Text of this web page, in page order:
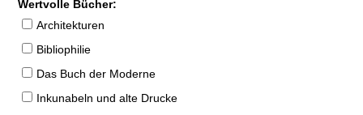
Wertvolle Bücher:
Architekturen
Bibliophilie
Das Buch der Moderne
Inkunabeln und alte Drucke